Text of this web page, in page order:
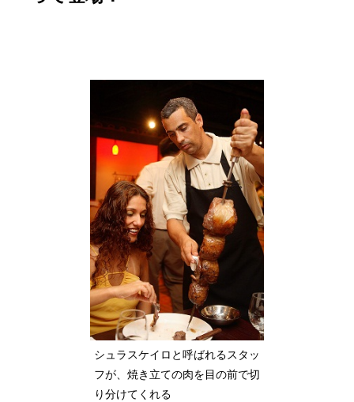
シュラスケイロと呼ばれるスタッ
フが、焼き立ての肉を目の前で切
り分けてくれる